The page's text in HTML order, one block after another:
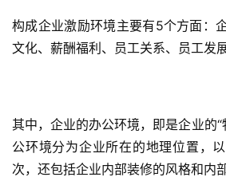
构成企业激励环境主要有5个方面：
文化、薪酬福利、员工关系、员工发展
其中，企业的办公环境，即是企业的
公环境分为企业所在的地理位置，
次，还包括企业内部装修的风格和内